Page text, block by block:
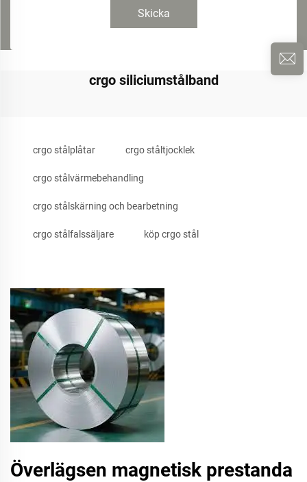
Skicka
crgo siliciumstålband
crgo stålplåtar crgo ståltjocklek
crgo stålvärmebehandling
crgo stålskärning och bearbetning
crgo stålfalssäljare köp crgo stål
Överlägsen magnetisk prestanda